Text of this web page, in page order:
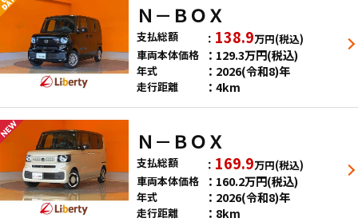
Ｎ－ＢＯＸ
支払総額 138.9万円(税込)
車両本体価格
129.3万円(税込)
年式 2026(令和8)年
走行距離 4km
Ｎ－ＢＯＸ
支払総額 169.9万円(税込)
車両本体価格
160.2万円(税込)
年式 2026(令和8)年
走行距離 8km